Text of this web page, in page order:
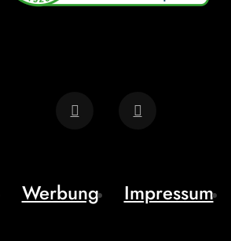
Werbung Impressum